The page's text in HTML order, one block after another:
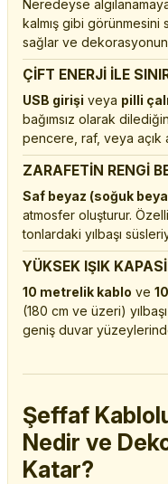
Neredeyse
kalmış gibi
sağlar ve
ÇİFT ENERJİ İLE
USB girişi veya pilli
bağımsız olarak
pencere, raf, veya açık
ZARAFETİN RENGİ
Saf beyaz (soğuk
atmosfer oluşturur.
tonlardaki yılbaşı
YÜKSEK IŞIK
10 metrelik kablo ve
(180 cm ve üzeri)
geniş duvar
Şeffaf
Nedir ve
Katar?